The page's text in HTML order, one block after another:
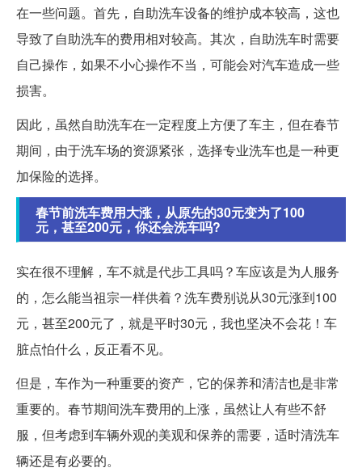
在一些问题。首先，自助洗车设备的维护成本较高，这也
导致了自助洗车的费用相对较高。其次，自助洗车时需要
自己操作，如果不小心操作不当，可能会对汽车造成一些
损害。
因此，虽然自助洗车在一定程度上方便了车主，但在春节
期间，由于洗车场的资源紧张，选择专业洗车也是一种更
加保险的选择。
春节前洗车费用大涨，从原先的30元变为了100
元，甚至200元，你还会洗车吗?
实在很不理解，车不就是代步工具吗？车应该是为人服务
的，怎么能当祖宗一样供着？洗车费别说从30元涨到100
元，甚至200元了，就是平时30元，我也坚决不会花！车
脏点怕什么，反正看不见。
但是，车作为一种重要的资产，它的保养和清洁也是非常
重要的。春节期间洗车费用的上涨，虽然让人有些不舒
服，但考虑到车辆外观的美观和保养的需要，适时清洗车
辆还是有必要的。